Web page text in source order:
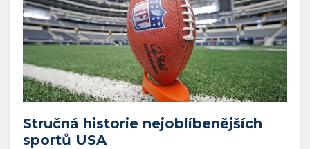
Stručná historie nejoblíbenějších
sportů USA